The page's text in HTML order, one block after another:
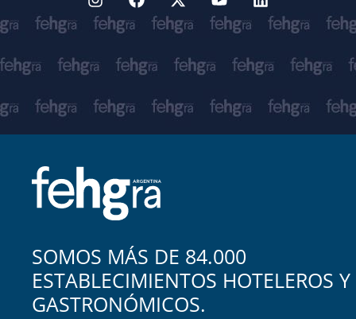
SOMOS MÁS DE 84.000
ESTABLECIMIENTOS HOTELEROS Y
GASTRONÓMICOS.